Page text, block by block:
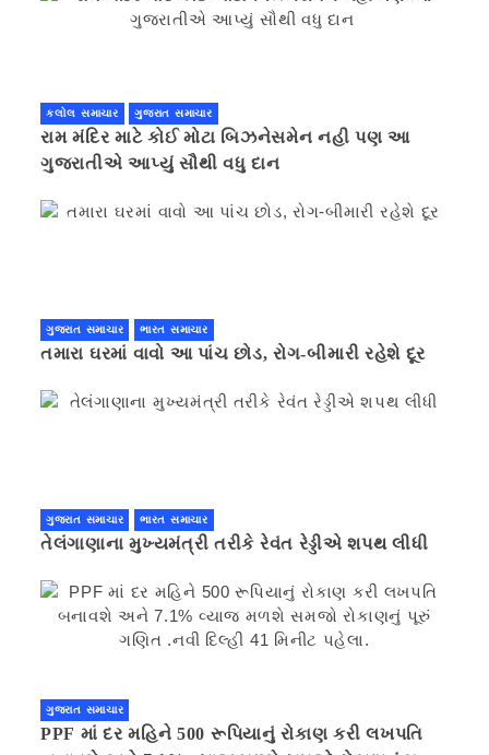
કલોલ સમાચાર ગુજરાત સમાચાર
રામ મંદિર માટે કોઈ મોટા બિઝનેસમેન નહી પણ આ
ગુજરાતીએ આપ્યું સૌથી વધુ દાન
ગુજરાત સમાચાર ભારત સમાચાર
તમારા ઘરમાં વાવો આ પાંચ છોડ, રોગ-બીમારી રહેશે દૂર
ગુજરાત સમાચાર ભારત સમાચાર
તેલંગાણાના મુખ્યમંત્રી તરીકે રેવંત રેડ્ડીએ શપથ લીધી
ગુજરાત સમાચાર
PPF માં દર મહિને 500 રૂપિયાનું રોકાણ કરી લખપતિ